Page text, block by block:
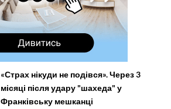
«Страх нікуди не подівся». Через 3
місяці після удару "шахеда" у
Франківську мешканці